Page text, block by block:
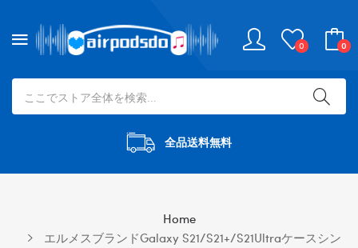
0 0
全品送料無料
Home
エルメスブランドGalaxy S21/S21+/S21Ultraケースシン